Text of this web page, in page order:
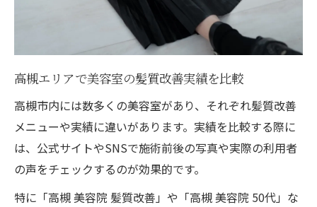
高槻エリアで美容室の髪質改善実績を比較
高槻市内には数多くの美容室があり、それぞれ髪質改善
メニューや実績に違いがあります。実績を比較する際に
は、公式サイトやSNSで施術前後の写真や実際の利用者
の声をチェックするのが効果的です。
特に「高槻 美容院 髪質改善」や「高槻 美容院 50代」な